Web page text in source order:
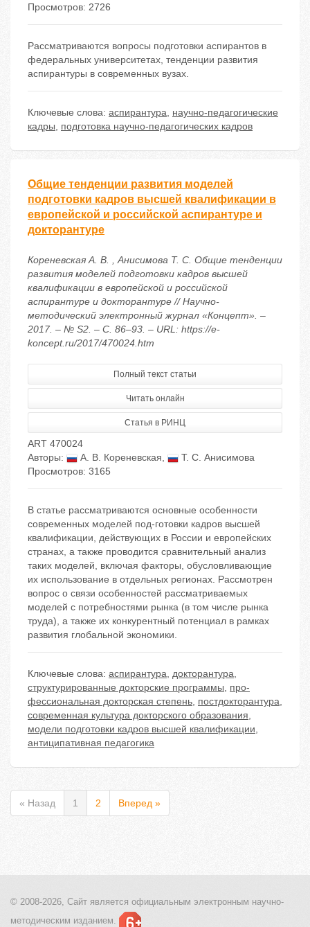
Просмотров: 2726
Рассматриваются вопросы подготовки аспирантов в
федеральных университетах, тенденции развития
аспирантуры в современных вузах.
Ключевые слова: аспирантура, научно-педагогические
кадры, подготовка научно-педагогических кадров
Общие тенденции развития моделей
подготовки кадров высшей квалификации в
европейской и российской аспирантуре и
докторантуре
Кореневская А. В. , Анисимова Т. С. Общие тенденции
развития моделей подготовки кадров высшей
квалификации в европейской и российской
аспирантуре и докторантуре // Научно-
методический электронный журнал «Концепт». –
2017. – № S2. – С. 86–93. – URL: https://e-
koncept.ru/2017/470024.htm
Полный текст статьи
Читать онлайн
Статья в РИНЦ
ART 470024
Авторы:
А. В. Кореневская,
Т. С. Анисимова
Просмотров: 3165
В статье рассматриваются основные особенности
современных моделей под-готовки кадров высшей
квалификации, действующих в России и европейских
странах, а также проводится сравнительный анализ
таких моделей, включая факторы, обусловливающие
их использование в отдельных регионах. Рассмотрен
вопрос о связи особенностей рассматриваемых
моделей с потребностями рынка (в том числе рынка
труда), а также их конкурентный потенциал в рамках
развития глобальной экономики.
Ключевые слова: аспирантура, докторантура,
структурированные докторские программы, про-
фессиональная докторская степень, постдокторантура,
современная культура докторского образования,
модели подготовки кадров высшей квалификации,
антиципативная педагогика
« Назад 1 2 Вперед »
© 2008-2026, Сайт является официальным электронным научно-
методическим изданием.